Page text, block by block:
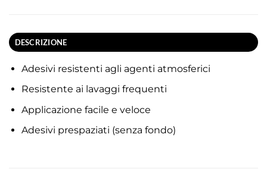
DESCRIZIONE
Adesivi resistenti agli agenti atmosferici
Resistente ai lavaggi frequenti
Applicazione facile e veloce
Adesivi prespaziati (senza fondo)